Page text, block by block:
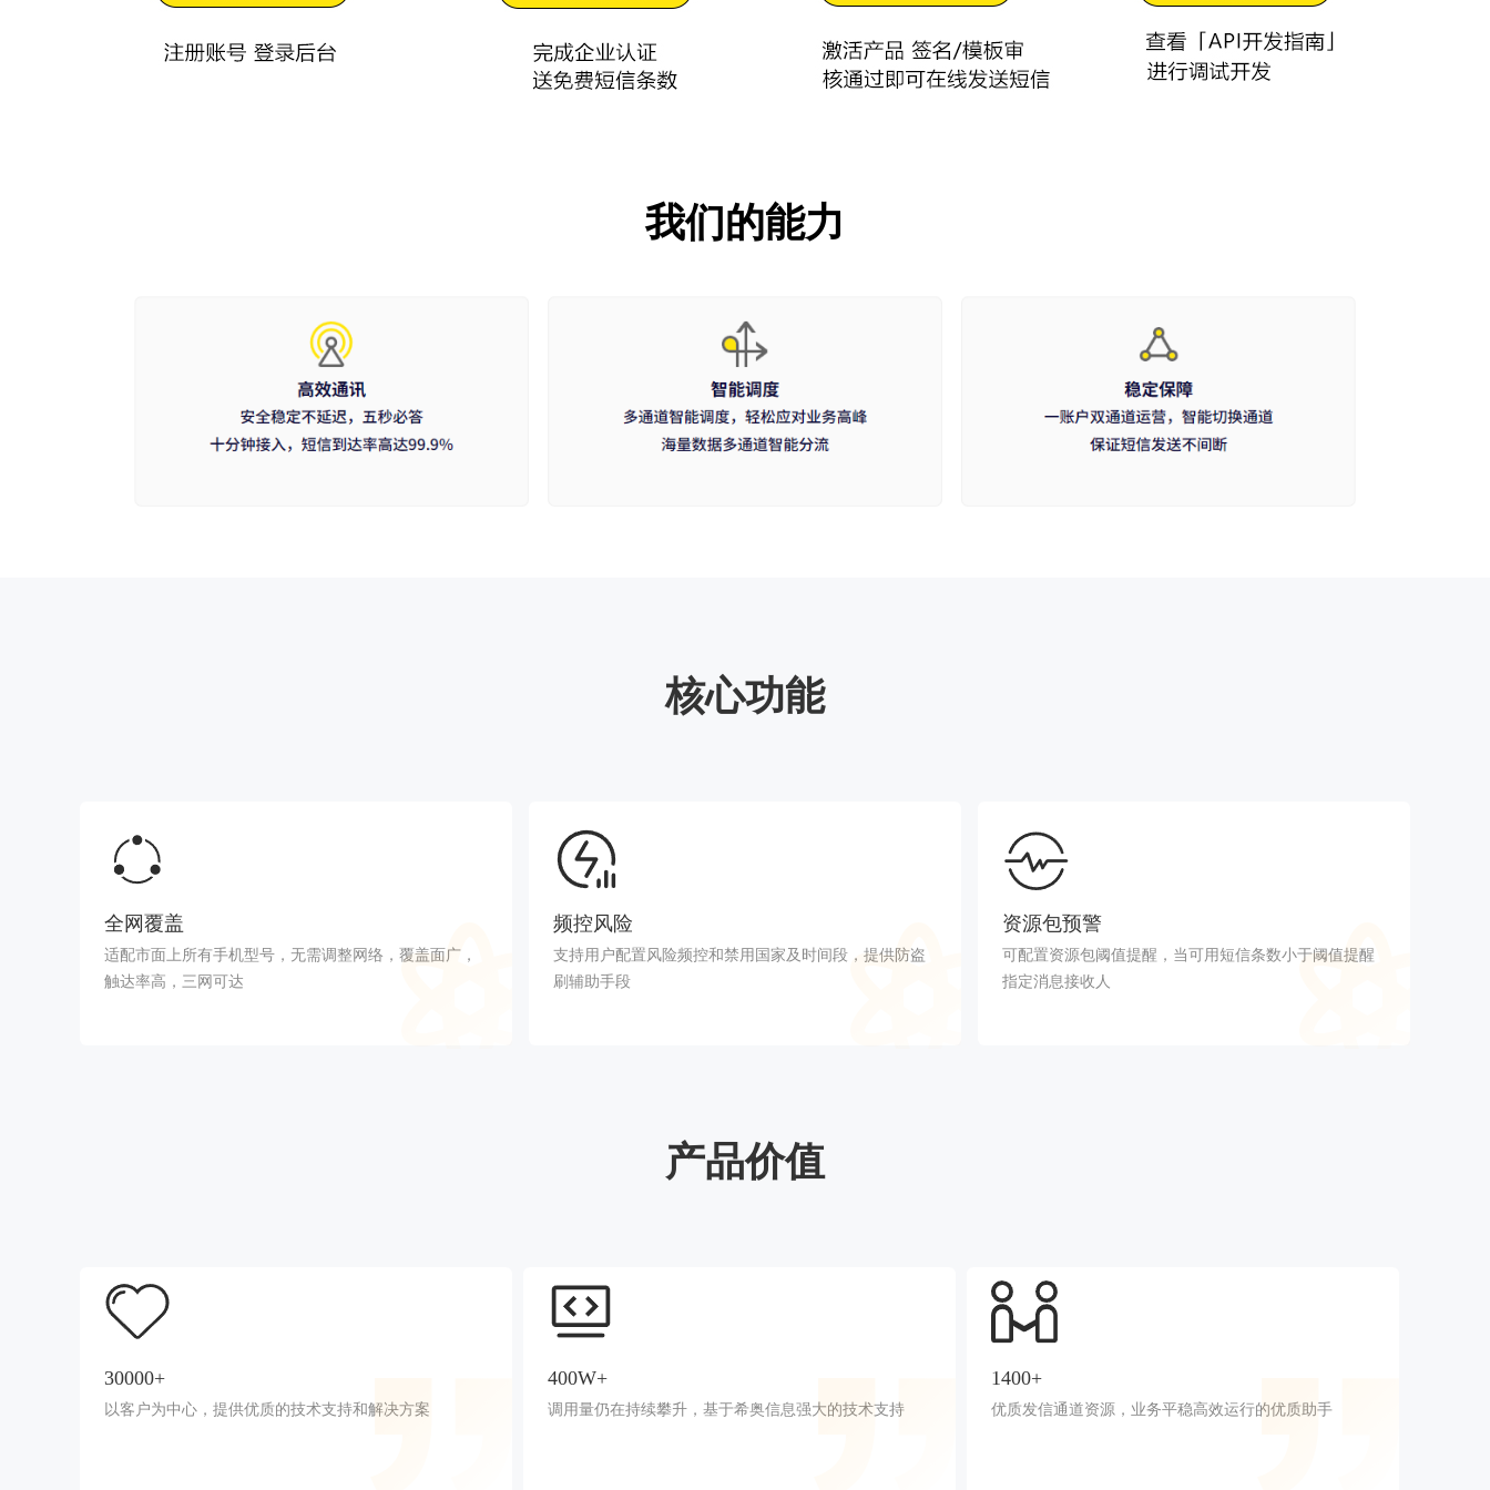
我们的能力
核心功能
全网覆盖
适配市面上所有手机型号，无需调整网络，覆盖面广，
触达率高，三网可达
频控风险
支持用户配置风险频控和禁用国家及时间段，提供防盗
刷辅助手段
资源包预警
可配置资源包阈值提醒，当可用短信条数小于阈值提醒
指定消息接收人
产品价值
30000+
以客户为中心，提供优质的技术支持和解决方案
400W+
调用量仍在持续攀升，基于希奥信息强大的技术支持
1400+
优质发信通道资源，业务平稳高效运行的优质助手